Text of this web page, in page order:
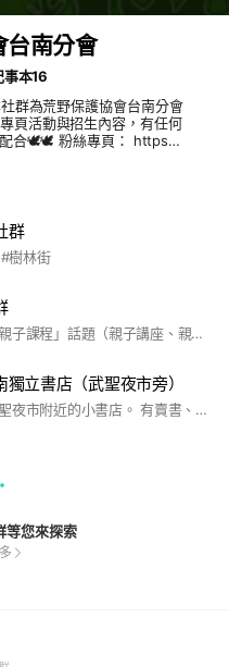
台南分會
事本16
群為荒野保護協會台南分會
頁活動與招生內容，有任何
配合🕊️🕊️ 粉絲專頁： https://
群
樹林街
本社群僅限討論「台南」「親子課程」話題（親子講座、親子DIY、親子活動、小小店長、職場體驗、親子廚房...等，免費及付費只要跟台南親子課程有關都可以）
立書店（武聖夜市旁）
南南本屋是一間位於台南武聖夜市附近的小書店。 有賣書、賣飲料餐食，偶爾也會舉辦活動。 書籍類別以當代文學為主，有漫畫、圖文書，和一些自然寫作、社會學相關著作。 提供代客訂書，不需付訂金，書籍保留一個月。 購買書籍、點飲品使用店內空間不限時。有提供Wifi，也可使用插座。 #書 #閱讀 #獨立書店 #台南 #咖啡 #貓
等您來探索